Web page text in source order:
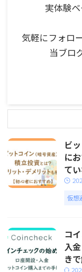
実体験ベ
気軽にフォロ
当ブロ
ビ
に
て
仮想
コ
入
きで